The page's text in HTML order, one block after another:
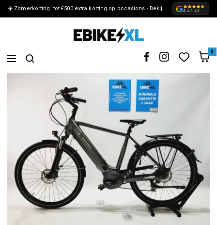
METEEN ☀️ Zomerkorting: tot €500 extra korting op occasions · Bekijk de actie » 4.5 / 5.0
eBikeXL
Navigation
0